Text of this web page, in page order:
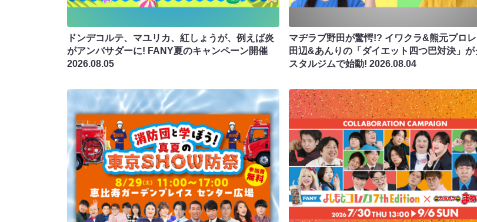
ドンデコルテ、マユリカ、紅しょうが、例えば炎
がアンバサダーに! FANY夏のキャンペーン開催
2026.08.05
マヂラブ野田が驚愕!? イワクラ&熊元プロ
田辺&あんりの「ダイエット四つ巴対決」が
スタルジムで始動!2026.08.04